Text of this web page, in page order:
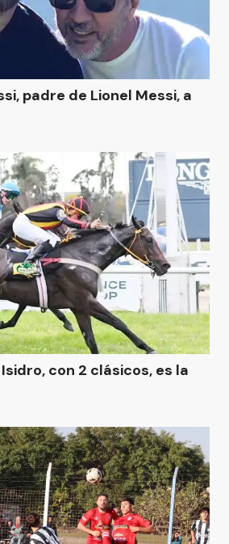
padre de Lionel Messi, a
con 2 clásicos, es la